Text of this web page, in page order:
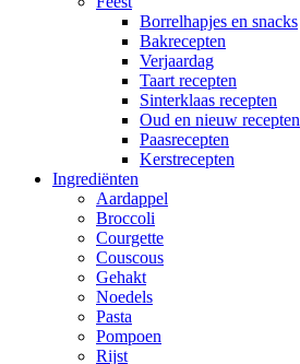
Borrelhapjes en snacks
Bakrecepten
Verjaardag
Taart recepten
Sinterklaas recepten
Oud en nieuw recepten
Paasrecepten
Kerstrecepten
Ingrediënten
Aardappel
Broccoli
Courgette
Couscous
Gehakt
Noedels
Pasta
Pompoen
Rijst